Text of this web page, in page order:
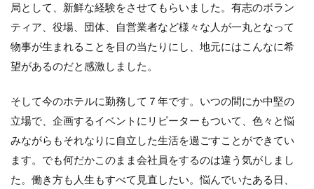
局として、新鮮な経験をさせてもらいました。有志のボラン
ティア、役場、団体、自営業者など様々な人が一丸となって
物事が生まれることを目の当たりにし、地元にはこんなに希
望があるのだと感激しました。
そして今のホテルに勤務して７年です。いつの間にか中堅の
立場で、企画するイベントにリピーターもついて、色々と悩
みながらもそれなりに自立した生活を過ごすことができてい
ます。でも何だかこのまま会社員をするのは違う気がしまし
た。働き方も人生もすべて見直したい。悩んでいたある日、